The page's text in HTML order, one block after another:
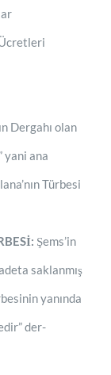
Dergahı olan
yani ana
Türbesi
Şems’in
saklanmış
yanında
der-